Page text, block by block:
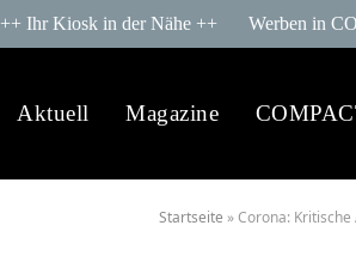
++ Ihr Kiosk in der Nähe ++ Werben in
Aktuell Magazine
Startseite »Corona: